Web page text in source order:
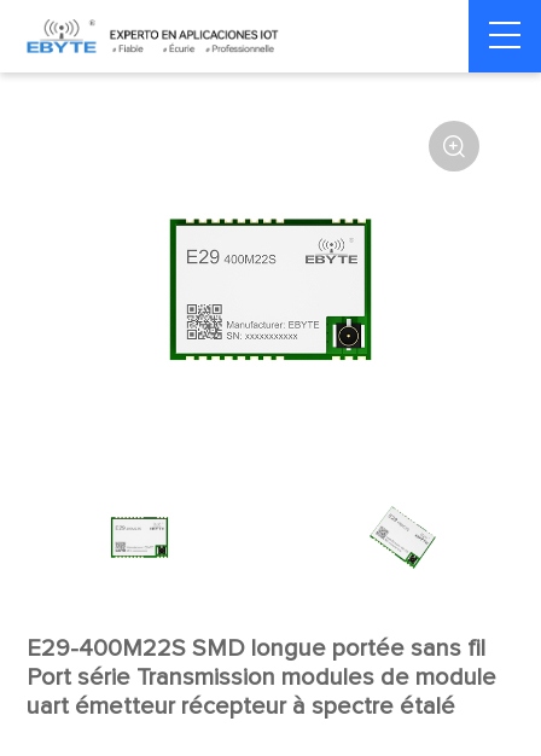
Home > Module > SPI/SOC/UART

E29-400M22S SMD longue portée sans fil
Port série Transmission modules de module
uart émetteur récepteur à spectre étalé